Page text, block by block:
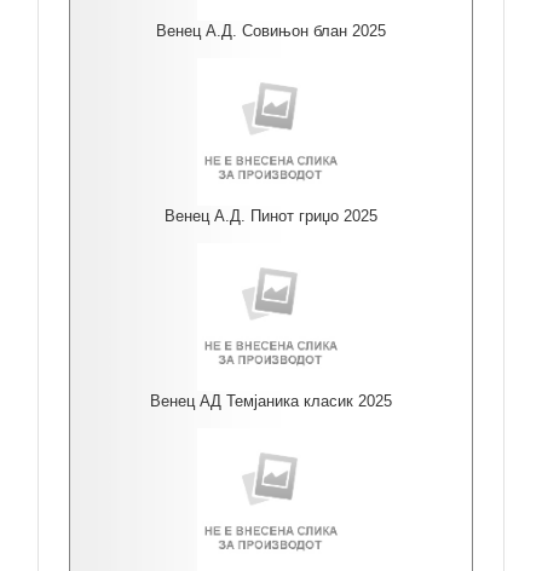
Венец А.Д. Совињон блан 2025
Венец А.Д. Пинот гриџо 2025
Венец АД Темјаника класик 2025